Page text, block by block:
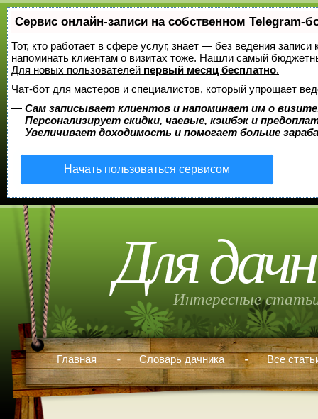
Сервис онлайн-записи на собственном Telegram-
Тот, кто работает в сфере услуг, знает — без ведения
напоминать клиентам о визитах тоже. Нашли самый
Для новых пользователей первый месяц бесплатно.
Чат-бот для мастеров и специалистов, который упрощает
— Сам записывает клиентов и напоминает им о
— Персонализирует скидки, чаевые, кэшбэк и
— Увеличивает доходимость и помогает больше
Начать пользоваться сервисом
Для
Интересные
Главная Словарь дачника Все